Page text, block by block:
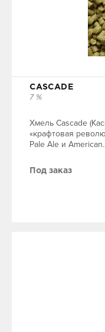
CASCADE
7 %
Хмель Cascade
«крафтовая
Pale Ale и
Под заказ